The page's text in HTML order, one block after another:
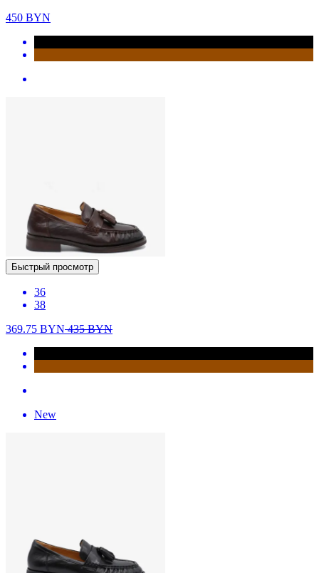
450 BYN
Быстрый просмотр
36
38
369.75 BYN435BYN
New